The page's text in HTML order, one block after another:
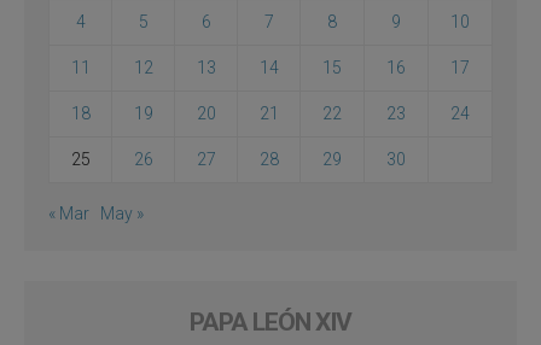
4 5 6 7 8 9 10
11 12 13 14 15 16 17
18 19 20 21 22 23 24
25 26 27 28 29 30
« Mar May »
PAPA LEÓN XIV